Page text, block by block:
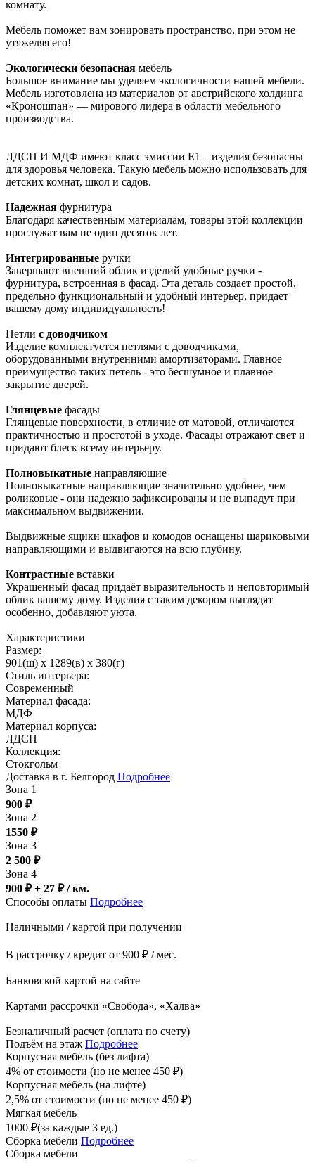
комнату.
Мебель поможет вам зонировать пространство, при этом не
утяжеляя его!
Экологически безопасная мебель
Большое внимание мы уделяем экологичности нашей мебели.
Мебель изготовлена из материалов от австрийского холдинга
«Кроношпан» — мирового лидера в области мебельного
производства.
ЛДСП И МДФ имеют класс эмиссии Е1 – изделия безопасны
для здоровья человека. Такую мебель можно использовать для
детских комнат, школ и садов.
Надежная фурнитура
Благодаря качественным материалам, товары этой коллекции
прослужат вам не один десяток лет.
Интегрированные ручки
Завершают внешний облик изделий удобные ручки -
фурнитура, встроенная в фасад. Эта деталь создает простой,
предельно функциональный и удобный интерьер, придает
вашему дому индивидуальность!
Петли с доводчиком
Изделие комплектуется петлями с доводчиками,
оборудованными внутренними амортизаторами. Главное
преимущество таких петель - это бесшумное и плавное
закрытие дверей.
Глянцевые фасады
Глянцевые поверхности, в отличие от матовой, отличаются
практичностью и простотой в уходе. Фасады отражают свет и
придают блеск всему интерьеру.
Полновыкатные направляющие
Полновыкатные направляющие значительно удобнее, чем
роликовые - они надежно зафиксированы и не выпадут при
максимальном выдвижении.
Выдвижные ящики шкафов и комодов оснащены шариковыми
направляющими и выдвигаются на всю глубину.
Контрастные вставки
Украшенный фасад придаёт выразительность и неповторимый
облик вашему дому. Изделия с таким декором выглядят
особенно, добавляют уюта.
Характеристики
Размер:
901(ш) x 1289(в) x 380(г)
Стиль интерьера:
Современный
Материал фасада:
МДФ
Материал корпуса:
ЛДСП
Коллекция:
Стокгольм
Доставка в г. Белгород Подробнее
Зона 1
900 ₽
Зона 2
1550 ₽
Зона 3
2 500 ₽
Зона 4
900 ₽ + 27 ₽/ км.
Способы оплаты Подробнее
Наличными / картой при получении
В рассрочку / кредит от 900 ₽ / мес.
Банковской картой на сайте
Картами рассрочки «Свобода», «Халва»
Безналичный расчет (оплата по счету)
Подъём на этаж Подробнее
Корпусная мебель (без лифта)
4% от стоимости (но не менее 450 ₽)
Корпусная мебель (на лифте)
2,5% от стоимости (но не менее 450 ₽)
Мягкая мебель
1000 ₽(за каждые 3 ед.)
Сборка мебели Подробнее
Сборка мебели